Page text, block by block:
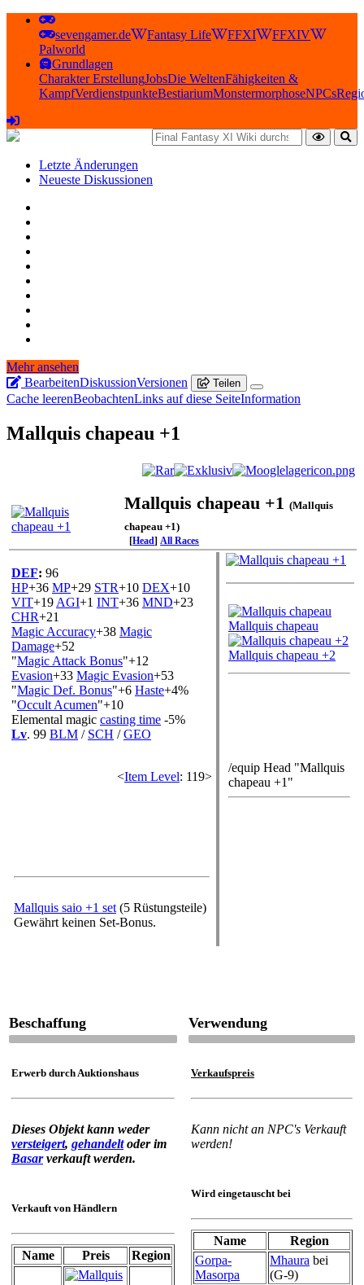
sevengamer.de Fantasy Life FFXI
FFXIV
Palworld
Grundlagen
Charakter ErstellungJobsDie WeltenFähigkeiten &
KampfVerdienstpunkteBestiariumMonstermorphoseNPCs
Letzte Änderungen
Neueste Diskussionen
Mehr ansehen
BearbeitenDiskussionVersionen Teilen
Cache leerenBeobachtenLinks auf diese SeiteInformation
Mallquis chapeau +1
Mallquis chapeau +1(Mallquis
chapeau +1)
[Head]All Races
DEF: 96
HP+36 MP+29 STR+10 DEX+10
VIT+19 AGI+1 INT+36 MND+23
CHR+21
Magic Accuracy+38 Magic
Damage+52
"Magic Attack Bonus"+12
Evasion+33 Magic Evasion+53
"Magic Def. Bonus"+6 Haste+4%
"Occult Acumen"+10
Elemental magic casting time -5%
Lv. 99 BLM / SCH /GEO
<Item Level: 119>
Mallquis saio +1 set (5 Rüstungsteile)
Gewährt keinen Set-Bonus.
Mallquis chapeau
Mallquis chapeau +2
/equip Head "Mallquis
chapeau +1"
Beschaffung Verwendung
Erwerb durch Auktionshaus
Dieses Objekt kann weder
versteigert, gehandeltoder im
Basarverkauft werden.
Verkauft von Händlern
Name Preis Region
Verkaufspreis
Kann nicht an NPC's Verkauft
werden!
Wird eingetauscht bei
Name
Region
Gorpa-
Masorpa
Mhaura bei
(G-9)